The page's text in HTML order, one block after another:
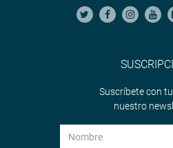
Suscríbete con
nuestro